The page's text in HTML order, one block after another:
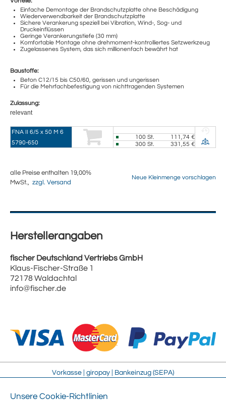
Einfache Demontage der Brandschutzplatte ohne Beschädigung
Wiederverwendbarkeit der Brandschutzplatte
Sichere Verankerung speziell bei Vibration, Wind-, Sog- und
Druckeinflüssen
Geringe Verankerungstiefe (30 mm)
Komfortable Montage ohne drehmoment-kontrolliertes Setzwerkzeug
Zugelassenes System, das sich millionenfach bewährt hat
Baustoffe:
Beton C12/15 bis C50/60, gerissen und ungerissen
Für die Mehrfachbefestigung von nichttragenden Systemen
Zulassung:
relevant
FNA II 6/5 x 50 M 6
5790-650
100 St.
111,74 €
300 St. 331,55 €
alle Preise enthalten 19,00%
MwSt., zzgl. Versand
Neue Kleinmenge vorschlagen
Herstellerangaben
fischer Deutschland Vertriebs GmbH
Klaus-Fischer-Straße 1
72178 Waldachtal
info@fischer.de
Vorkasse | giropay | Bankeinzug (SEPA)
Unsere Cookie-Richtlinien